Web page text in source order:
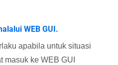
WEB GUI.
apabila untuk situasi
masuk ke WEB GUI